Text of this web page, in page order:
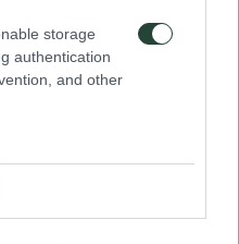
storage
authentication
and other